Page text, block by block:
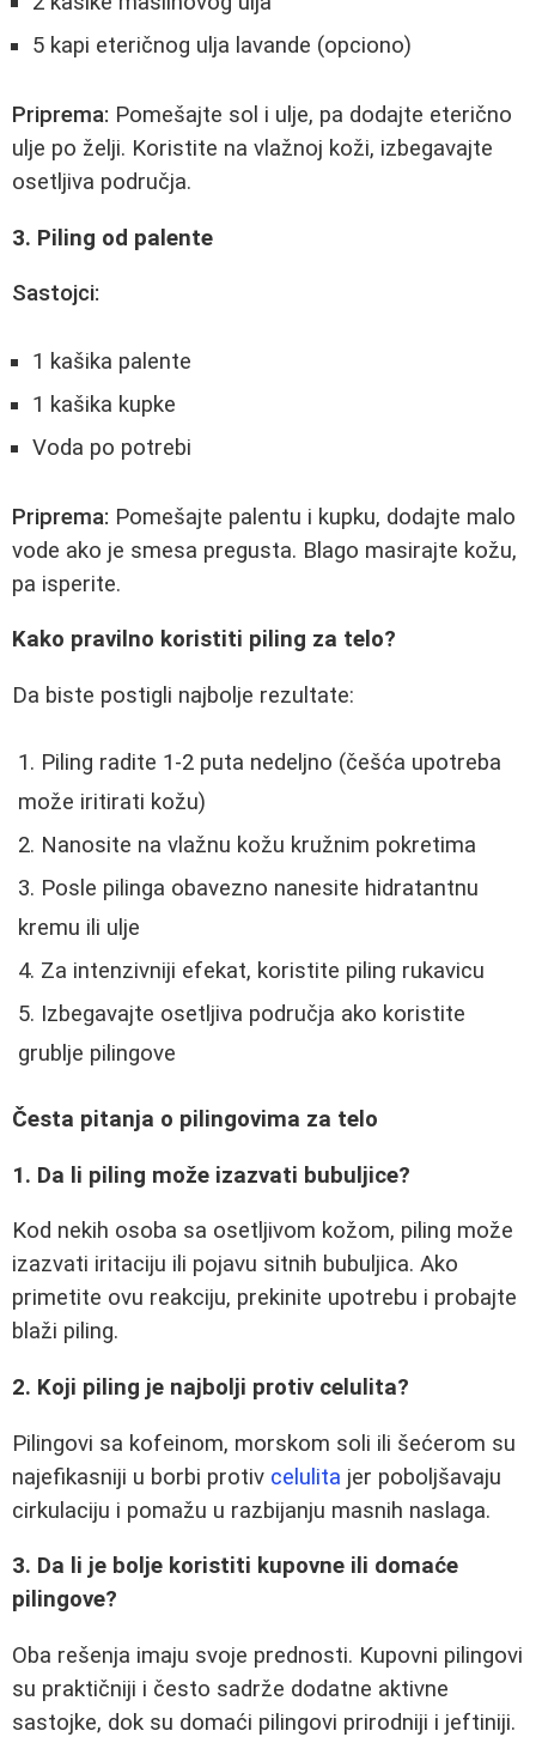
5 kapi eteričnog ulja lavande (opciono)
Priprema: Pomešajte sol i ulje, pa dodajte eterično
ulje po želji. Koristite na vlažnoj koži, izbegavajte
osetljiva područja.
3. Piling od palente
Sastojci:
1 kašika palente
1 kašika kupke
Voda po potrebi
Priprema: Pomešajte palentu i kupku, dodajte malo
vode ako je smesa pregusta. Blago masirajte kožu,
pa isperite.
Kako pravilno koristiti piling za telo?
Da biste postigli najbolje rezultate:
Piling radite 1-2 puta nedeljno (češća upotreba
može iritirati kožu)
Nanosite na vlažnu kožu kružnim pokretima
Posle pilinga obavezno nanesite hidratantnu
kremu ili ulje
Za intenzivniji efekat, koristite piling rukavicu
Izbegavajte osetljiva područja ako koristite
grublje pilingove
Česta pitanja o pilingovima za telo
1. Da li piling može izazvati bubuljice?
Kod nekih osoba sa osetljivom kožom, piling može
izazvati iritaciju ili pojavu sitnih bubuljica. Ako
primetite ovu reakciju, prekinite upotrebu i probajte
blaži piling.
2. Koji piling je najbolji protiv celulita?
Pilingovi sa kofeinom, morskom soli ili šećerom su
najefikasniji u borbi protiv celulita jer poboljšavaju
cirkulaciju i pomažu u razbijanju masnih naslaga.
3. Da li je bolje koristiti kupovne ili domaće
pilingove?
Oba rešenja imaju svoje prednosti. Kupovni pilingovi
su praktičniji i često sadrže dodatne aktivne
sastojke, dok su domaći pilingovi prirodniji i jeftiniji.